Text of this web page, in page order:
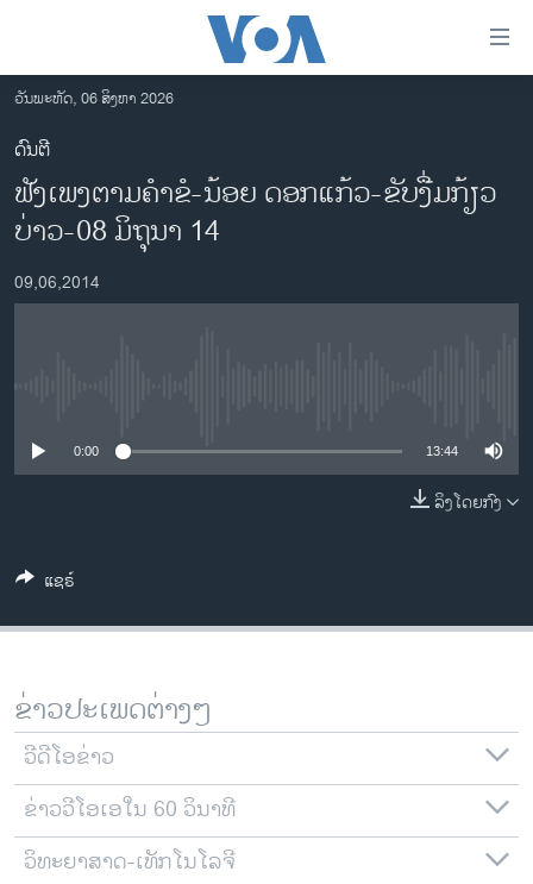
ເຂົ້າ
ຫາ
ຂ້າມ
ຂ້າມ
ຂ້າມ
ໄປ
ຫາ
ຊອກ
ອາເມຣິກາ
ການເລືອກຕັ້ງ ປະທານາທີບໍດີ ສະຫະລັດ 2024
ຂ່າວ​ຈີນ
ຊີວິດຊາວລາວ
ທຸລະກິດ
ພາສາອັງກິດ
ສຽງ
ລາຍການກະຈາຍສຽງ
ລາຍງານ
ຕິດຕາມພວກເຮົາ ທີ່
ວັນພະຫັດ, 06 ສິງຫາ 2026
ດົນຕີ
ຟັງເພງຕາມຄຳຂໍ-ນ້ອຍ ດອກແກ້ວ-ຂັບງື່ມກ້ຽວ
ບ່າວ-08 ມິຖຸນາ 14
09,06,2014
0:00 13:44
ລິງໂດຍກົງ
ແຊຣ໌
ຂ່າວປະເພດຕ່າງໆ
ວີດີໂອຂ່າວ
ຂ່າວວີໂອເອໃນ 60 ວິນາທີ
ວິທະຍາສາດ-ເທັກໂນໂລຈີ